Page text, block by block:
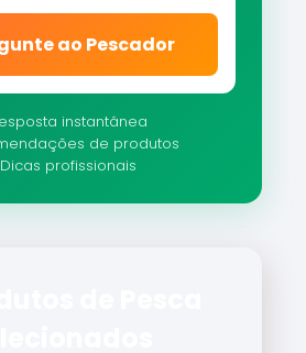
ao Pescador
instantânea
de produtos
profissionais